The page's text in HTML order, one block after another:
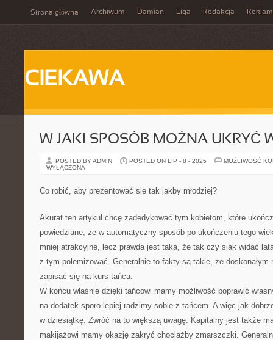
Strona główna Archiwum Damian Liga Redakcja
CIEKAWA
W JAKI SPOSÓB MOŻNA UKRYĆ
POSTED BY ADMIN POSTED ON LIP - 8 - 2025
MOŻLIWOŚĆ
WYŁĄCZONA
Co robić, aby prezentować się tak jakby młodziej?
Akurat ten artykuł chcę zadedykować tym kobietom, które
powiedziane, że w automatyczny sposób po ukończeniu tego
mniej atrakcyjne, lecz prawda jest taka, że tak czy siak widać
z tym polemizować. Generalnie to fakty są takie, że doskonałym
zapisać się na kurs tańca.
W końcu właśnie dzięki tańcowi mamy możliwość poprawić
na dodatek sporo lepiej radzimy sobie z tańcem. A więc jak
w dziesiątkę. Zwróć na to większą uwagę. Kapitalny jest także
makijażowi mamy okazję zakryć chociażby zmarszczki.